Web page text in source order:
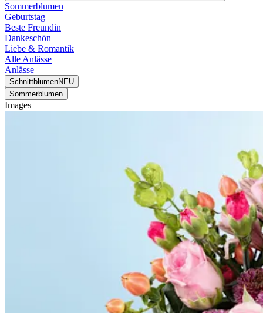
Sommerblumen
Geburtstag
Beste Freundin
Dankeschön
Liebe & Romantik
Alle Anlässe
Anlässe
SchnittblumenNEU
Sommerblumen
Images